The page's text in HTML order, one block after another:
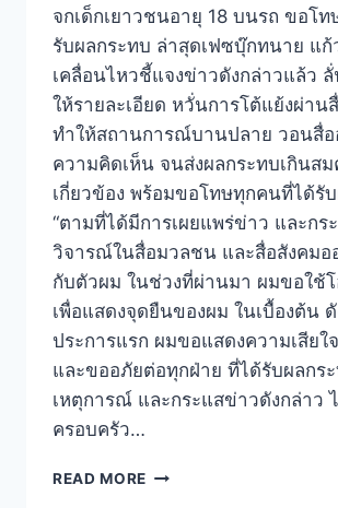
จกเด็กเยาวชนอายุ 18 บนรถ ขอโ
รับผลกระทบ ล่าสุดเฟซบุ๊กทนาย แก้
เคลื่อนไหวชี้แจงข่าวดังกล่าวแล้ว
ให้รายละเอียด หวั่นการโต้แย้งผ่าน
ทำให้สถานการณ์บานปลาย วอนสื่อ
ความคิดเห็น จนส่งผลกระทบเกินส
เกี่ยวข้อง พร้อมขอโทษทุกคนที่ได้รั
“ตามที่ได้มีการเผยแพร่ข่าว และกร
วิจารณ์ในสื่อมวลชน และสื่อสังคมอ
กับตัวผม ในช่วงที่ผ่านมา ผมขอใช้
เพื่อแสดงจุดยืนของผม ในเบื้องต้น
ประการแรก ผมขอแสดงความเสียใ
และขออภัยต่อทุกฝ่าย ที่ได้รับผลกร
เหตุการณ์ และกระแสข่าวดังกล่าว
ครอบครัว…
READ MORE